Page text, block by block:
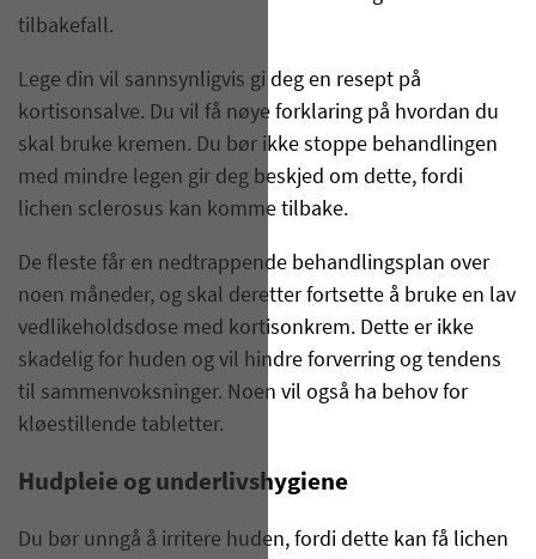
tilbakefall.
Lege din vil sannsynligvis gi deg en resept på
kortisonsalve. Du vil få nøye forklaring på hvordan du
skal bruke kremen. Du bør ikke stoppe behandlingen
med mindre legen gir deg beskjed om dette, fordi
lichen sclerosus kan komme tilbake.
De fleste får en nedtrappende behandlingsplan over
noen måneder, og skal deretter fortsette å bruke en lav
vedlikeholdsdose med kortisonkrem. Dette er ikke
skadelig for huden og vil hindre forverring og tendens
til sammenvoksninger. Noen vil også ha behov for
kløestillende tabletter.
Hudpleie og underlivshygiene
Du bør unngå å irritere huden, fordi dette kan få lichen